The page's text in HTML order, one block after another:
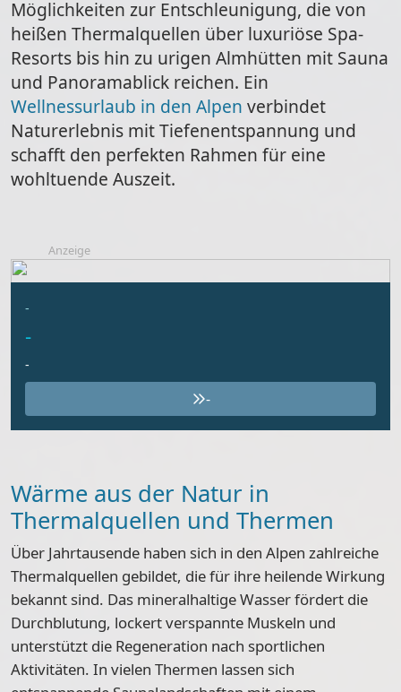
Möglichkeiten zur Entschleunigung, die von
heißen Thermalquellen über luxuriöse Spa-
Resorts bis hin zu urigen Almhütten mit Sauna
und Panoramablick reichen. Ein
Wellnessurlaub in den Alpen verbindet
Naturerlebnis mit Tiefenentspannung und
schafft den perfekten Rahmen für eine
wohltuende Auszeit.
Anzeige
-
-
-
-
Wärme aus der Natur in
Thermalquellen und Thermen
Über Jahrtausende haben sich in den Alpen zahlreiche
Thermalquellen gebildet, die für ihre heilende Wirkung
bekannt sind. Das mineralhaltige Wasser fördert die
Durchblutung, lockert verspannte Muskeln und
unterstützt die Regeneration nach sportlichen
Aktivitäten. In vielen Thermen lassen sich